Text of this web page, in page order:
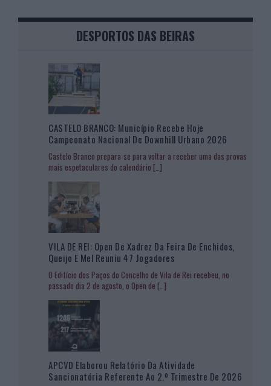
DESPORTOS DAS BEIRAS
CASTELO BRANCO: Município Recebe Hoje
Campeonato Nacional De Downhill Urbano 2026
Castelo Branco prepara-se para voltar a receber uma das provas
mais espetaculares do calendário […]
VILA DE REI: Open De Xadrez Da Feira De Enchidos,
Queijo E Mel Reuniu 47 Jogadores
O Edifício dos Paços do Concelho de Vila de Rei recebeu, no
passado dia 2 de agosto, o Open de […]
APCVD Elaborou Relatório Da Atividade
Sancionatória Referente Ao 2.º Trimestre De 2026